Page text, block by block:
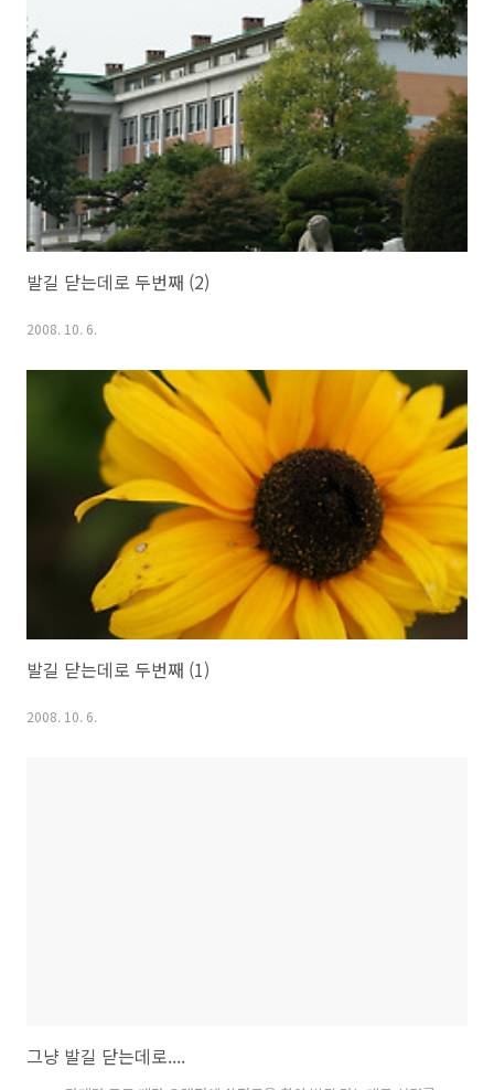
발길 닫는데로 두번째 (2)
2008. 10. 6.
발길 닫는데로 두번째 (1)
2008. 10. 6.
그냥 발길 닫는데로....